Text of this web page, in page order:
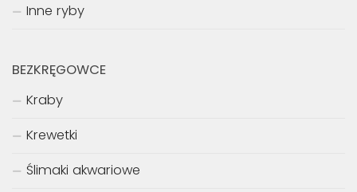
Inne ryby
BEZKRĘGOWCE
Kraby
Krewetki
Ślimaki akwariowe